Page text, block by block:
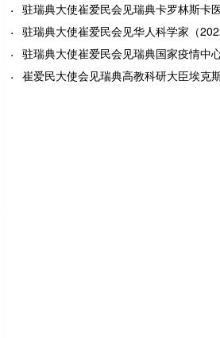
驻瑞典大使崔爱民会见瑞典卡罗林斯卡
驻瑞典大使崔爱民会见华人科学家（
驻瑞典大使崔爱民会见瑞典国家疫情中
崔爱民大使会见瑞典高教科研大臣埃克